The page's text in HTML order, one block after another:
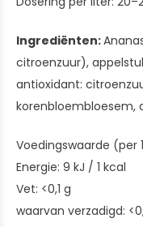
Ingrediënten:
citroenzuur),
antioxidant:
korenbloembloesem,
Voedingswaarde (per
Energie: 9 kJ / 1 kcal
Vet: <0,1 g
waarvan verzadigd: